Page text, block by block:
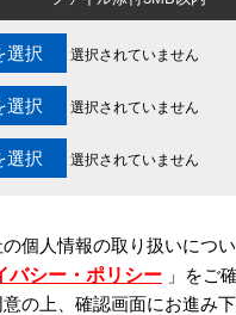
選択 選択されていません
選択 選択されていません
選択 選択されていません
個人情報の取り扱いについ
バシー・ポリシー」をご
意の上、確認画面にお進み下